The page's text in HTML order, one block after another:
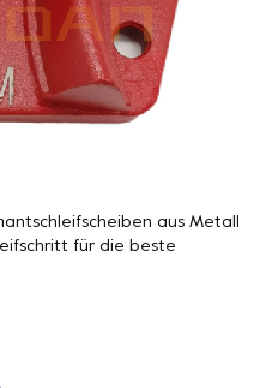
aus Metall
für die beste